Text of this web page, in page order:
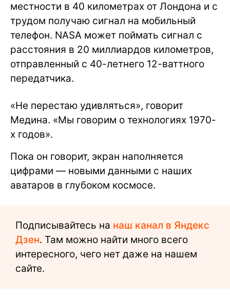
местности в 40 километрах от Лондона и с
трудом получаю сигнал на мобильный
телефон. NASA может поймать сигнал с
расстояния в 20 миллиардов километров,
отправленный с 40-летнего 12-ваттного
передатчика.
«Не перестаю удивляться», говорит
Медина. «Мы говорим о технологиях 1970-
х годов».
Пока он говорит, экран наполняется
цифрами — новыми данными с наших
аватаров в глубоком космосе.
Подписывайтесь на наш канал в Яндекс
Дзен. Там можно найти много всего
интересного, чего нет даже на нашем
сайте.